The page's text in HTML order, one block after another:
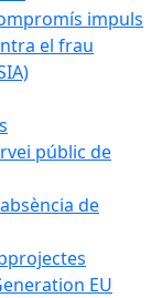
impuls
el frau
públic de
de
EU